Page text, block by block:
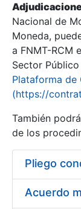
Nacional de
Moneda,
a FNMT-RCM
Sector
Plataforma de
(https://
También
de los